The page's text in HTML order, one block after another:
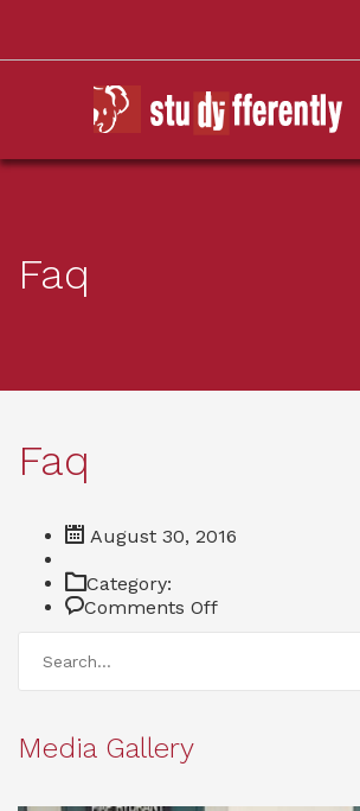
Faq
Faq
August 30, 2016
Category:
Comments Offon
Faq
Media Gallery